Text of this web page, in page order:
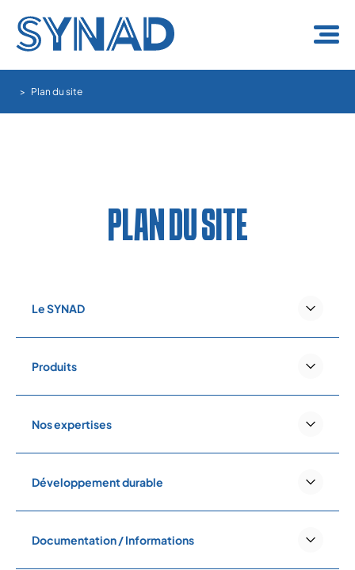
Plan du site
PLAN DU SITE
Le SYNAD
Produits
Nos expertises
Développement durable
Documentation / Informations